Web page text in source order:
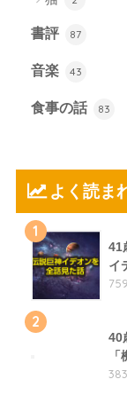
書評 87
音楽 43
食事の話 83
よく読ま
1
41
イ
2
40